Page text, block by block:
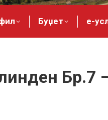
Буџет е-
Бр.7